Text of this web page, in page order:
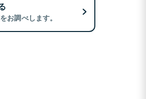
お調べします。